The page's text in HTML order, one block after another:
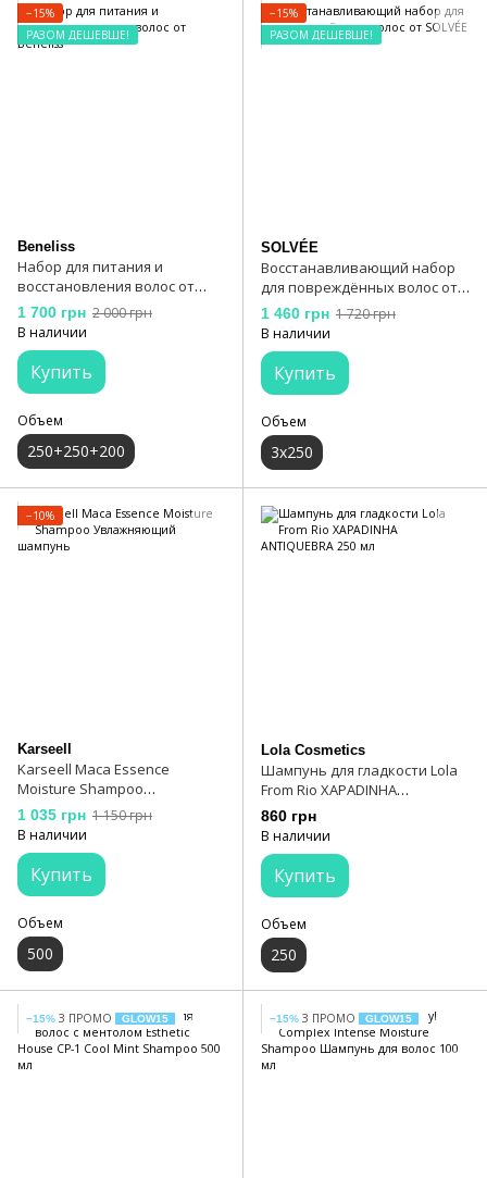
−15%
РАЗОМ ДЕШЕВШЕ!
Beneliss
Набор для питания и
восстановления волос от
Beneliss
1 700 грн 2 000 грн
В наличии
Купить
Объем
250+250+200
−15%
РАЗОМ ДЕШЕВШЕ!
SOLVÉE
Восстанавливающий набор
для повреждённых волос от
SOLVÉE
1 460 грн 1 720 грн
В наличии
Купить
Объем
3х250
−10%
Karseell
Karseell Maca Essence
Moisture Shampoo
Увлажняющий шампунь
1 035 грн 1 150 грн
В наличии
Купить
Объем
500
Lola Cosmetics
Шампунь для гладкости Lola
From Rio XAPADINHA
ANTIQUEBRA 250 мл
860 грн
В наличии
Купить
Объем
250
−15% З ПРОМО GLOW15 −15% З ПРОМО GLOW15